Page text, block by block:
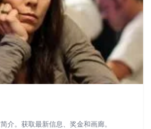
介。获取最新信息、奖金和画廊。